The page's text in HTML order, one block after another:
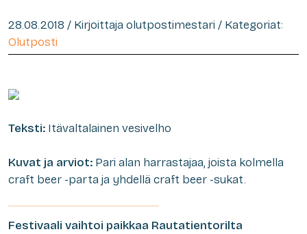
28.08.2018 / Kirjoittaja olutpostimestari / Kategoriat:
Olutposti
Teksti: Itävaltalainen vesivelho
Kuvat ja arviot: Pari alan harrastajaa, joista kolmella
craft beer -parta ja yhdellä craft beer -sukat.
Festivaali vaihtoi paikkaa Rautatientorilta